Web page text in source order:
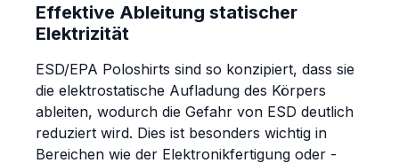
Effektive Ableitung statischer
Elektrizität
ESD/EPA Poloshirts sind so konzipiert, dass sie
die elektrostatische Aufladung des Körpers
ableiten, wodurch die Gefahr von ESD deutlich
reduziert wird. Dies ist besonders wichtig in
Bereichen wie der Elektronikfertigung oder -